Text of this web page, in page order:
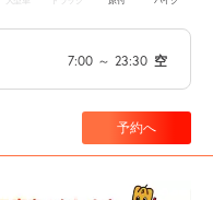
7:00 ～ 23:30 空
予約へ